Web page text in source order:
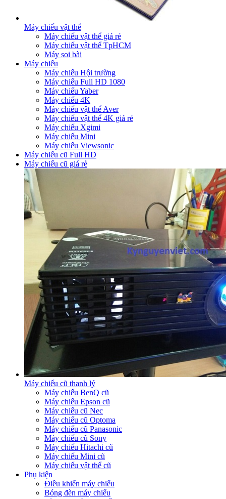
Máy chiếu vật thể
Máy chiếu vật thể giá rẻ
Máy chiếu vật thể TpHCM
Máy soi bài
Máy chiếu
Máy chiếu Hội trường
Máy chiếu Full HD 1080
Máy chiếu Yaber
Máy chiếu 4K
Máy chiếu vật thể Aver
Máy chiếu vật thể 4K giá rẻ
Máy chiếu Xgimi
Máy chiếu Mini
Máy chiếu Viewsonic
Máy chiếu cũ Full HD
Máy chiếu cũ giá rẻ
Máy chiếu cũ thanh lý
Máy chiếu BenQ cũ
Máy chiếu Epson cũ
Máy chiếu cũ Nec
Máy chiếu cũ Optoma
Máy chiếu cũ Panasonic
Máy chiếu cũ Sony
Máy chiếu Hitachi cũ
Máy chiếu Mini cũ
Máy chiếu vật thể cũ
Phụ kiện
Điều khiển máy chiếu
Bóng đèn máy chiếu